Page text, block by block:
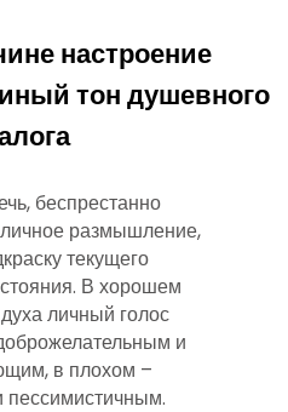
настроение
тон душевного
беспрестанно
размышление,
текущего
В хорошем
личный голос
и
в плохом –